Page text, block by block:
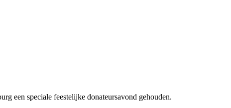
een speciale feestelijke donateursavond gehouden.